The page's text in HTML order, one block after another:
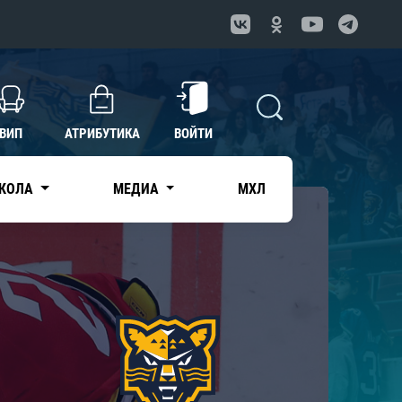
ВИП АТРИБУТИКА ВОЙТИ
МЕДИА МХЛ